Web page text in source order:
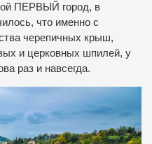
ПЕРВЫЙ город, в
что именно с
черепичных крыш,
и церковных шпилей, у
раз и навсегда.